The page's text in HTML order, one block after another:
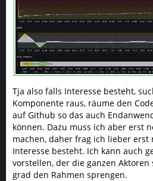
Tja also falls Interesse besteht,
Komponente raus, räume den
auf Github so das auch
können. Dazu muss ich aber erst
machen, daher frag ich lieber
Interesse besteht. Ich kann auch
vorstellen, der die ganzen
grad den Rahmen sprengen.